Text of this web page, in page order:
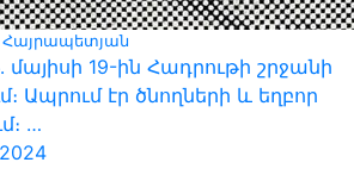
Հայրապետյան
մայիսի 19-ին Հադրութի շրջանի
Ապրում էր ծնողների և եղբոր
…